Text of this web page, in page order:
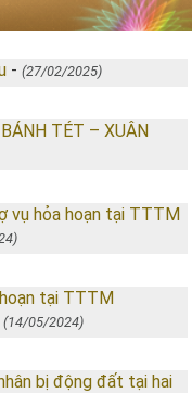
- (27/02/2025)
TÉT – XUÂN
vụ hỏa hoạn tại TTTM
tại TTTM
(14/05/2024)
bị động đất tại hai